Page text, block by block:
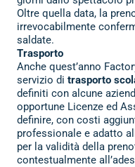
Oltre quella data, la
irrevocabilmente
saldate.
Trasporto
Anche quest’anno
servizio di trasporto
definiti con alcune
opportune Licenze ed
definire, con costi
professionale e adatto
per la validità della
contestualmente